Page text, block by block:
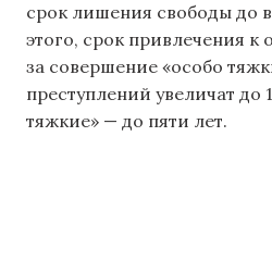
срок лишения свободы до
этого, срок привлечения к
за совершение «особо
преступлений увеличат до
тяжкие» — до пяти лет.